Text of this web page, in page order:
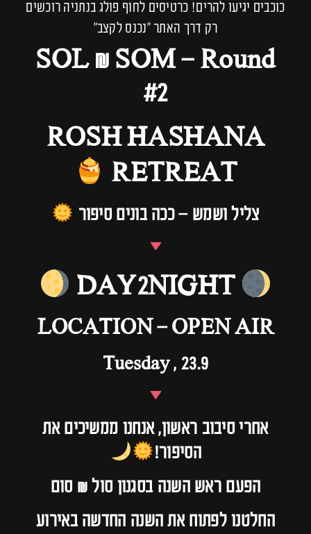
כוכבים יגיעו להרים! כרטיסים לחוף פולג בנתניה רוכשים
רק דרך האתר ״נכנס לקצב״
SOL & SOM – Round
#2
ROSH HASHANA
RETREAT
צליל ושמש – ככה בונים סיפור
DAY2NIGHT
LOCATION – OPEN AIR
23.9 , Tuesday
אחרי סיבוב ראשון, אנחנו ממשיכים את
הסיפור!
הפעם ראש השנה בסגנון סול & סום
החלטנו לפתוח את השנה החדשה באירוע